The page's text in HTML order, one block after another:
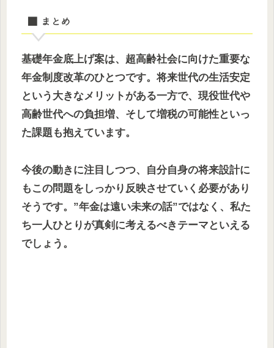
■ まとめ
基礎年金底上げ案は、超高齢社会に向けた重要な
年金制度改革のひとつです。将来世代の生活安定
という大きなメリットがある一方で、現役世代や
高齢世代への負担増、そして増税の可能性といっ
た課題も抱えています。
今後の動きに注目しつつ、自分自身の将来設計に
もこの問題をしっかり反映させていく必要があり
そうです。”年金は遠い未来の話”ではなく、私た
ち一人ひとりが真剣に考えるべきテーマといえる
でしょう。